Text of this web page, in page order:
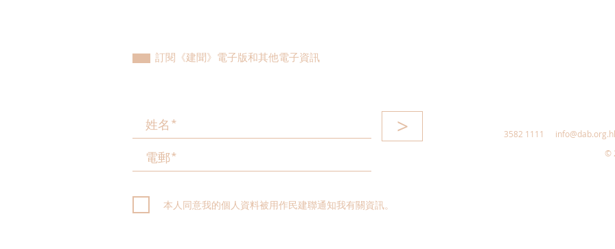
訂閱《建聞》電子版和其他電子資訊
>
本人同意我的個人資料被用作民建聯通知我有關資訊。
3582 1111
©